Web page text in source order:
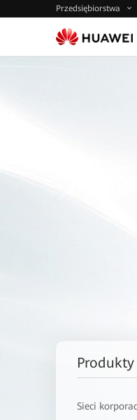
Przedsiębiorstwa
Produkty
Sieci